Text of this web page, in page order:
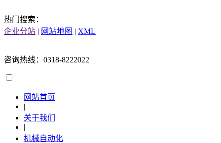
热门搜索：
企业分站 | 网站地图 | XML
咨询热线：0318-8222022
网站首页
|
关于我们
|
机械自动化